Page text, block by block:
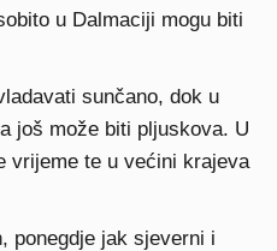
u Dalmaciji mogu biti
sunčano, dok u
još može biti pljuskova. U
vrijeme te u većini krajeva
ponegdje jak sjeverni i